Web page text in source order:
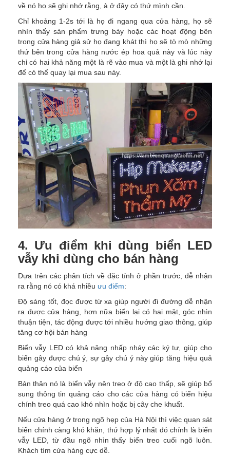
về nó họ sẽ ghi nhớ rằng, à ở đây có thứ mình cần.
Chỉ khoảng 1-2s tới là họ đi ngang qua cửa hàng, họ sẽ
nhìn thấy sản phẩm trưng bày hoặc các hoạt động bên
trong cửa hàng giả sử họ đang khát thì họ sẽ tò mò những
thứ bên trong cửa hàng nước ép hoa quả này và lúc này
chỉ có hai khả năng một là rẽ vào mua và một là ghi nhớ lại
để có thể quay lại mua sau này.
4. Ưu điểm khi dùng biển LED
vẫy khi dùng cho bán hàng
Dựa trên các phân tích về đặc tính ở phần trước, dễ nhận
ra rằng nó có khá nhiều ưu điểm:
Độ sáng tốt, đọc được từ xa giúp người đi đường dễ nhận
ra được cửa hàng, hơn nữa biển lại có hai mặt, góc nhìn
thuận tiện, tác động được tới nhiều hướng giao thông, giúp
tăng cơ hội bán hàng
Biển vẫy LED có khả năng nhấp nháy các ký tự, giúp cho
biển gây được chú ý, sự gây chú ý này giúp tăng hiệu quả
quảng cáo của biển
Bản thân nó là biển vẫy nên treo ở độ cao thấp, sẽ giúp bổ
sung thông tin quảng cáo cho các cửa hàng có biển hiệu
chính treo quá cao khó nhìn hoặc bị cây che khuất.
Nếu cửa hàng ở trong ngõ hẹp của Hà Nội thì việc quan sát
biển chính càng khó khăn, thứ hợp lý nhất đó chính là biển
vẫy LED, từ đầu ngõ nhìn thấy biển treo cuối ngõ luôn.
Khách tìm cửa hàng cực dễ.